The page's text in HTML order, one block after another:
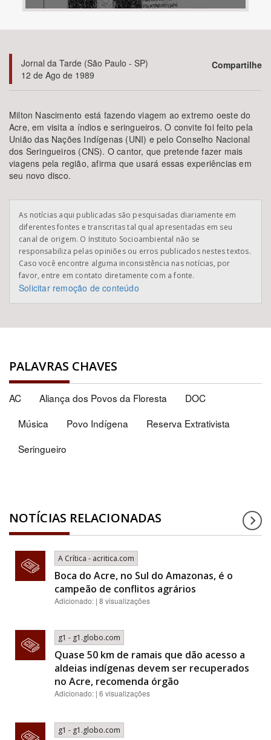
Bioma / Bacia
Tema
Subtema
Área de Levantamento
Área Protegida
BUSCAR
Jornal da Tarde (São Paulo - SP)
12 de Ago de 1989
Compartilhe
Milton Nascimento está fazendo viagem ao extremo oeste do
Acre, em visita a índios e seringueiros. O convite foi feito pela
União das Nações Indígenas (UNI) e pelo Conselho Nacional
dos Seringueiros (CNS). O cantor, que pretende fazer mais
viagens pela região, afirma que usará essas experiências em
seu novo disco.
As notícias aqui publicadas são pesquisadas diariamente em
diferentes fontes e transcritas tal qual apresentadas em seu
canal de origem. O Instituto Socioambiental não se
responsabiliza pelas opiniões ou erros publicados nestes textos.
Caso você encontre alguma inconsistência nas notícias, por
favor, entre em contato diretamente com a fonte.
Solicitar remoção de conteúdo
PALAVRAS CHAVES
AC Aliança dos Povos da Floresta
DOC
Música
Povo Indígena
Reserva Extrativista
Seringueiro
NOTÍCIAS RELACIONADAS
A Crítica - acritica.com
Boca do Acre, no Sul do Amazonas, é o
campeão de conflitos agrários
Adicionado: | 8 visualizações
g1 - g1.globo.com
Quase 50 km de ramais que dão acesso a
aldeias indígenas devem ser recuperados
no Acre, recomenda órgão
Adicionado: | 6 visualizações
g1 - g1.globo.com